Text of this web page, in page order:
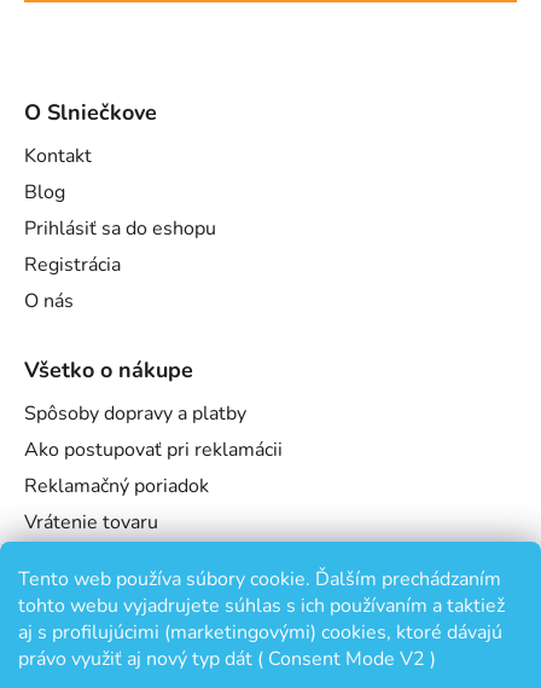
Tento web používa súbory cookie. Ďalším prechádzaním
tohto webu vyjadrujete súhlas s ich používaním a taktiež
aj s profilujúcimi (marketingovými) cookies, ktoré dávajú
právo využiť aj nový typ dát ( Consent Mode V2 )
O Slniečkove
Kontakt
Blog
Prihlásiť sa do eshopu
Registrácia
O nás
Všetko o nákupe
Spôsoby dopravy a platby
Ako postupovať pri reklamácii
Reklamačný poriadok
Vrátenie tovaru
Podmienky ochrany osobných údajov
Odstúpenie od zmluvy